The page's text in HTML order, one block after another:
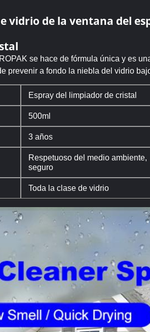
vidrio de la ventana del
se hace de fórmula única y es
prevenir a fondo la niebla del vidrio
Espray del limpiador de cristal
500ml
3 años
Respetuoso del medio ambiente,
seguro
Toda la clase de vidrio